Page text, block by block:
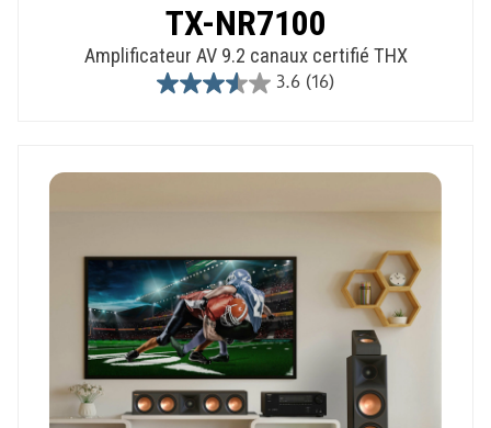
TX-NR7100
Amplificateur AV 9.2 canaux certifié THX
3.6 (16)
3.6